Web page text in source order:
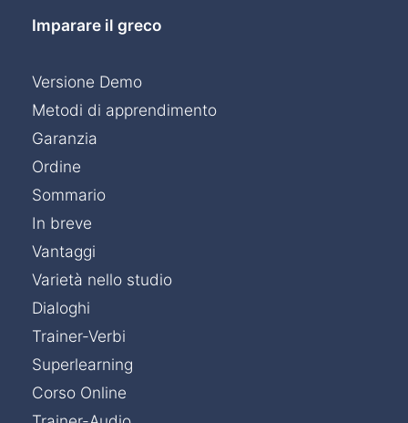
Imparare il greco
Versione Demo
Metodi di apprendimento
Garanzia
Ordine
Sommario
In breve
Vantaggi
Varietà nello studio
Dialoghi
Trainer-Verbi
Superlearning
Corso Online